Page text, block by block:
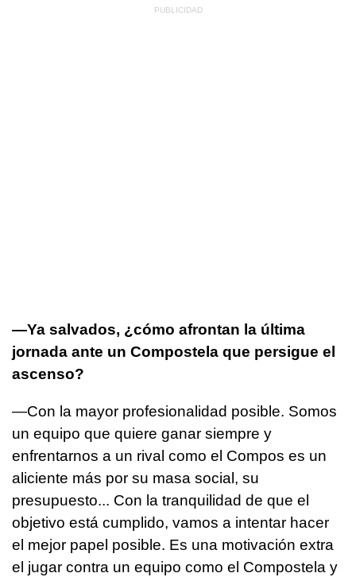
—Ya salvados, ¿cómo afrontan la última
jornada ante un Compostela que persigue el
ascenso?
—Con la mayor profesionalidad posible. Somos
un equipo que quiere ganar siempre y
enfrentarnos a un rival como el Compos es un
aliciente más por su masa social, su
presupuesto... Con la tranquilidad de que el
objetivo está cumplido, vamos a intentar hacer
el mejor papel posible. Es una motivación extra
el jugar contra un equipo como el Compostela y